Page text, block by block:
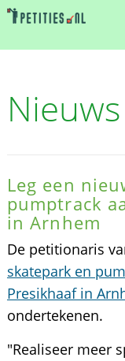
Nieuws
Leg een
pumptrack
in Arnhem
De petitionaris
skatepark en
Presikhaaf in
ondertekenen.
"Realiseer meer